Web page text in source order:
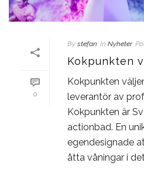
0
By stefan In Nyheter
Kokpunkten
Kokpunkten
leverantör av
Kokpunkten är
actionbad. En
egendesignade
åtta våningar i det